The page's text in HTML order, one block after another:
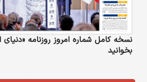
نسخه کامل شماره امروز روزنامه «دنیای‌
بخوانید